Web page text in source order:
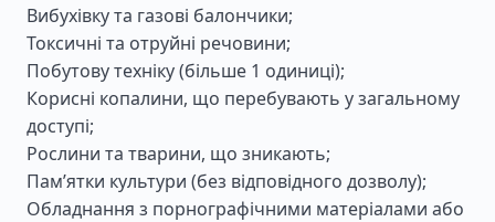
Вибухівку та газові балончики;
Токсичні та отруйні речовини;
Побутову техніку (більше 1 одиниці);
Корисні копалини, що перебувають у загальному
доступі;
Рослини та тварини, що зникають;
Пам’ятки культури (без відповідного дозволу);
Обладнання з порнографічними матеріалами або